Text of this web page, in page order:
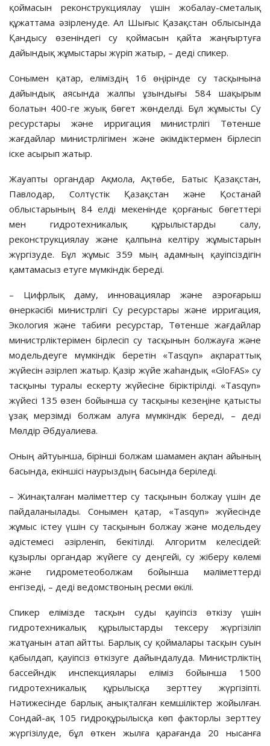
қоймасын реконструкциялау үшін жобалау-сметалық
құжаттама әзірленуде. Ал Шығыс Қазақстан облысында
Қандысу өзеніндегі су қоймасын қайта жаңғыртуға
дайындық жұмыстары жүріп жатыр, – деді спикер.
Сонымен қатар, еліміздің 16 өңірінде су тасқынына
дайындық аясында жалпы ұзындығы 584 шақырым
болатын 400-ге жуық бөгет жөнделді. Бұл жұмысты Су
ресурстары және ирригация министрлігі Төтенше
жағдайлар министрлігімен және әкімдіктермен бірлесіп
іске асырып жатыр.
Жауапты органдар Ақмола, Ақтөбе, Батыс Қазақстан,
Павлодар, Солтүстік Қазақстан және Қостанай
облыстарының 84 елді мекенінде қорғаныс бөгеттері
мен гидротехникалық құрылыстарды салу,
реконструкциялау және қалпына келтіру жұмыстарын
жүргізуде. Бұл жұмыс 359 мың адамның қауіпсіздігін
қамтамасыз етуге мүмкіндік береді.
– Цифрлық даму, инновациялар және аэроғарыш
өнеркәсібі министрлігі Су ресурстары және ирригация,
Экология және табиғи ресурстар, Төтенше жағдайлар
министрліктерімен бірлесіп су тасқынын болжауға және
модельдеуге мүмкіндік беретін «Tasqyn» ақпараттық
жүйесін әзірлеп жатыр. Қазір жүйе жаһандық «GloFAS» су
тасқыны туралы ескерту жүйесіне біріктірілді. «Tasqyn»
жүйесі 135 өзен бойынша су тасқыны кезеңіне қатысты
ұзақ мерзімді болжам алуға мүмкіндік береді, – деді
Мөлдір Әбдуалиева.
Оның айтуынша, бірінші болжам шамамен ақпан айының
басында, екіншісі наурыздың басында беріледі.
– Жинақталған мәліметтер су тасқынын болжау үшін де
пайдаланылады. Сонымен қатар, «Tasqyn» жүйесінде
жұмыс істеу үшін су тасқынын болжау және модельдеу
әдістемесі әзірленіп, бекітілді. Алгоритм келесідей:
құзырлы органдар жүйеге су деңгейі, су жіберу көлемі
және гидрометеоболжам бойынша мәліметтерді
енгізеді, – деді ведомствоның ресми өкілі.
Спикер елімізде тасқын суды қауіпсіз өткізу үшін
гидротехникалық құрылыстарды тексеру жүргізіліп
жатұанын атап айтты. Барлық су қоймалары тасқын суын
қабылдап, қауіпсіз өткізуге дайындалуда. Министрліктің
бассейндік инспекциялары еліміз бойынша 1500
гидротехникалық құрылысқа зерттеу жүргізіпті.
Нәтижесінде барлық анықталған кемшіліктер жойылған.
Сондай-ақ 105 гидроқұрылысқа көп факторлы зерттеу
жүргізілуде, бұл өткен жылға қарағанда 20 нысанға